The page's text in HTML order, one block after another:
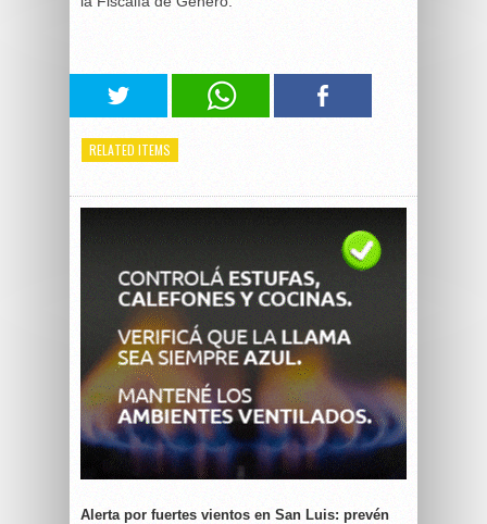
RELATED ITEMS
Alerta por fuertes vientos en San Luis: prevén